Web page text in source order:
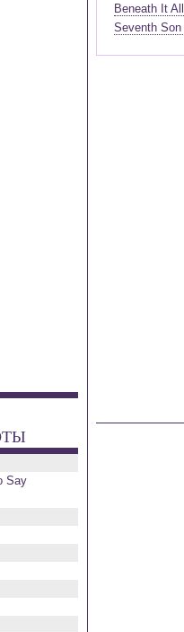
Beneath It All
Seventh
Say